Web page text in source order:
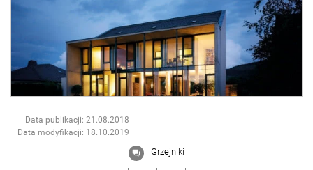
Data publikacji: 21.08.2018
Data modyfikacji: 18.10.2019
Grzejniki